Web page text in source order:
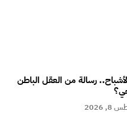
رسالة من العقل الباطن
2026